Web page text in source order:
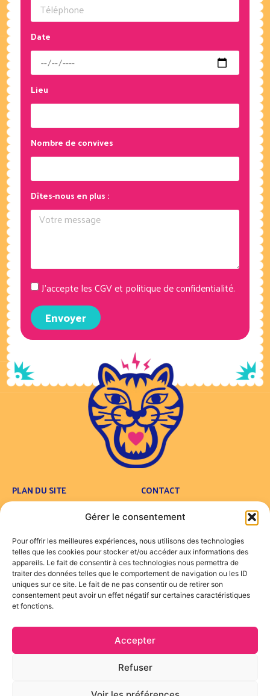
Gérer le consentement
Pour offrir les meilleures expériences, nous utilisons des technologies
telles que les cookies pour stocker et/ou accéder aux informations des
appareils. Le fait de consentir à ces technologies nous permettra de
traiter des données telles que le comportement de navigation ou les ID
uniques sur ce site. Le fait de ne pas consentir ou de retirer son
consentement peut avoir un effet négatif sur certaines caractéristiques
et fonctions.
Accepter
Refuser
Date
Lieu
Nombre de convives
Dîtes-nous en plus :
J’accepte les CGV et politique de confidentialité.
Envoyer
PLAN DU SITE
Concept
Foodtruck
Engagements
Actualités
CONTACT
Contact
FAQ
LÉGALES
SUIVEZ NOUS !